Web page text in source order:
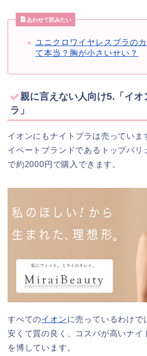
あわせて読みたい
ユニクロワイヤレスブラの
て本当？胸が小さいせい？
親に言えない人向け5.「イオ
ラ」
イオンにもナイトブラは売っていま
イベートブランドであるトップバリ
で約2000円で購入できます。
すべてのイオンに売っているわけで
安くて質の良く、コスパが高いナイ
を博しています。